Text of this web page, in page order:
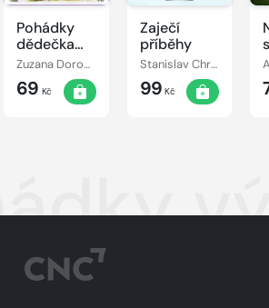
Pohádky
dědečka
Lampáře Zuzana Dorogiová
69 Kč
Zaječí
příběhy
Stanislav Chromčák
99 Kč